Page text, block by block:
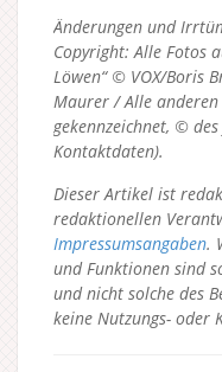
Änderungen und
Copyright: Alle Fotos
Löwen“ © VOX/Boris
Maurer / Alle
gekennzeichnet, ©
Kontaktdaten).
Dieser Artikel ist
redaktionellen
Impressumsangaben.
und Funktionen sind
und nicht solche des
keine Nutzungs- oder